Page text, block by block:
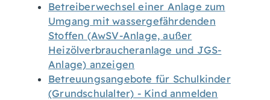
Betreiberwechsel einer Anlage zum
Umgang mit wassergefährdenden
Stoffen (AwSV-Anlage, außer
Heizölverbraucheranlage und JGS-
Anlage) anzeigen
Betreuungsangebote für Schulkinder
(Grundschulalter) - Kind anmelden